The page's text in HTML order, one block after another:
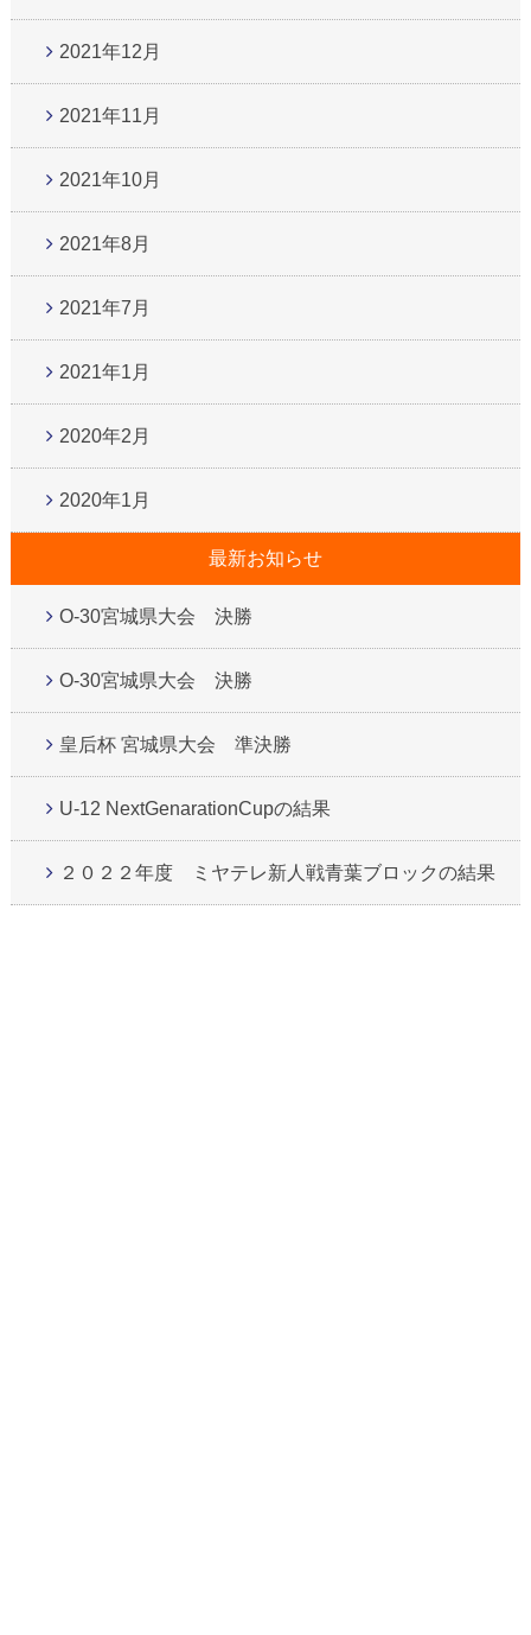
2021年12月
2021年11月
2021年10月
2021年8月
2021年7月
2021年1月
2020年2月
2020年1月
最新お知らせ
O-30宮城県大会 決勝
O-30宮城県大会 決勝
皇后杯 宮城県大会 準決勝
U-12 NextGenarationCupの結果
２０２２年度 ミヤテレ新人戦青葉ブロックの結果